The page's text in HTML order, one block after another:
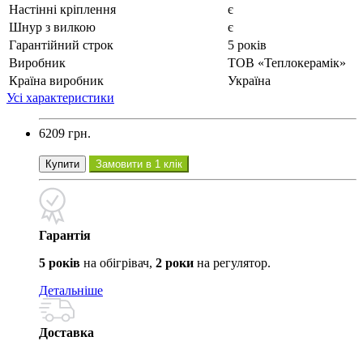
Настінні кріплення
є
Шнур з вилкою
є
Гарантійний строк
5 років
Виробник
ТОВ «Теплокерамік»
Країна виробник
Україна
Усі характеристики
6209 грн.
Купити Замовити в 1 клік
Гарантія
5 років на обігрівач, 2 роки на регулятор.
Детальніше
Доставка